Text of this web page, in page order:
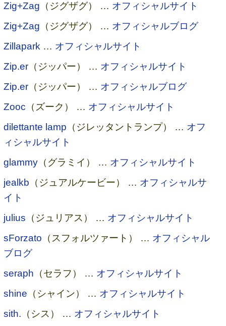
Zig+Zag （ジグザグ） … オフィシャルサイト
Zig+Zag （ジグザグ） … オフィシャルブログ
Zillapark … オフィシャルサイト
Zip.er （ジッパー） … オフィシャルサイト
Zip.er （ジッパー） … オフィシャルブログ
Zooc （ズーク） … オフィシャルサイト
dilettante lamp （ジレッタントランプ） … オフ
ィシャルサイト
glammy （グラミイ） … オフィシャルサイト
jealkb （ジュアルケービー） … オフィシャルサ
イト
julius （ジュリアス） … オフィシャルサイト
sForzato （スフォルツァート） … オフィシャル
ブログ
seraph （セラフ） … オフィシャルサイト
shine （シャイン） … オフィシャルサイト
sith. （シス） … オフィシャルサイト